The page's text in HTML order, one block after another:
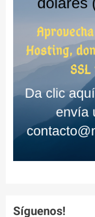
Síguenos!